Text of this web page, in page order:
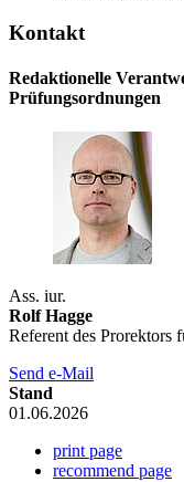
Kontakt
Redaktionelle
Prüfungsordnungen
Ass. iur.
Rolf Hagge
Referent des Prorektors
Send e-Mail
Stand
01.06.2026
print page
recommend page